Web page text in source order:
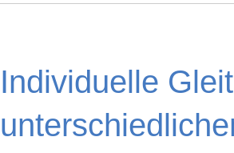
Individuelle